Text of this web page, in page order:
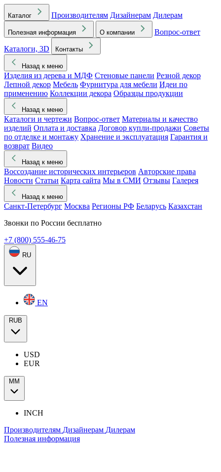
Каталог Производителям Дизайнерам Дилерам
Полезная информация О компании
Вопрос-ответ
Каталоги, 3D
Контакты
Назад к меню
Изделия из дерева и МДФ Стеновые панели Резной декор
Лепной декор Мебель Фурнитура для мебели Идеи по
применению Коллекции декора Образцы продукции
Назад к меню
Каталоги и чертежи Вопрос-ответ Материалы и качество
изделий Оплата и доставка Договор купли-продажи Советы
по отделке и монтажу Хранение и эксплуатация Гарантия и
возврат Видео
Назад к меню
Воссоздание исторических интерьеров Авторские права
Новости Статьи Карта сайта Мы в СМИ Отзывы Галерея
Назад к меню
Санкт-Петербург Москва Регионы РФ Беларусь Казахстан
Звонки по России бесплатно
+7 (800) 555-46-75
RU
EN
RUB
USD
EUR
ММ
INCH
Производителям Дизайнерам Дилерам
Полезная информация